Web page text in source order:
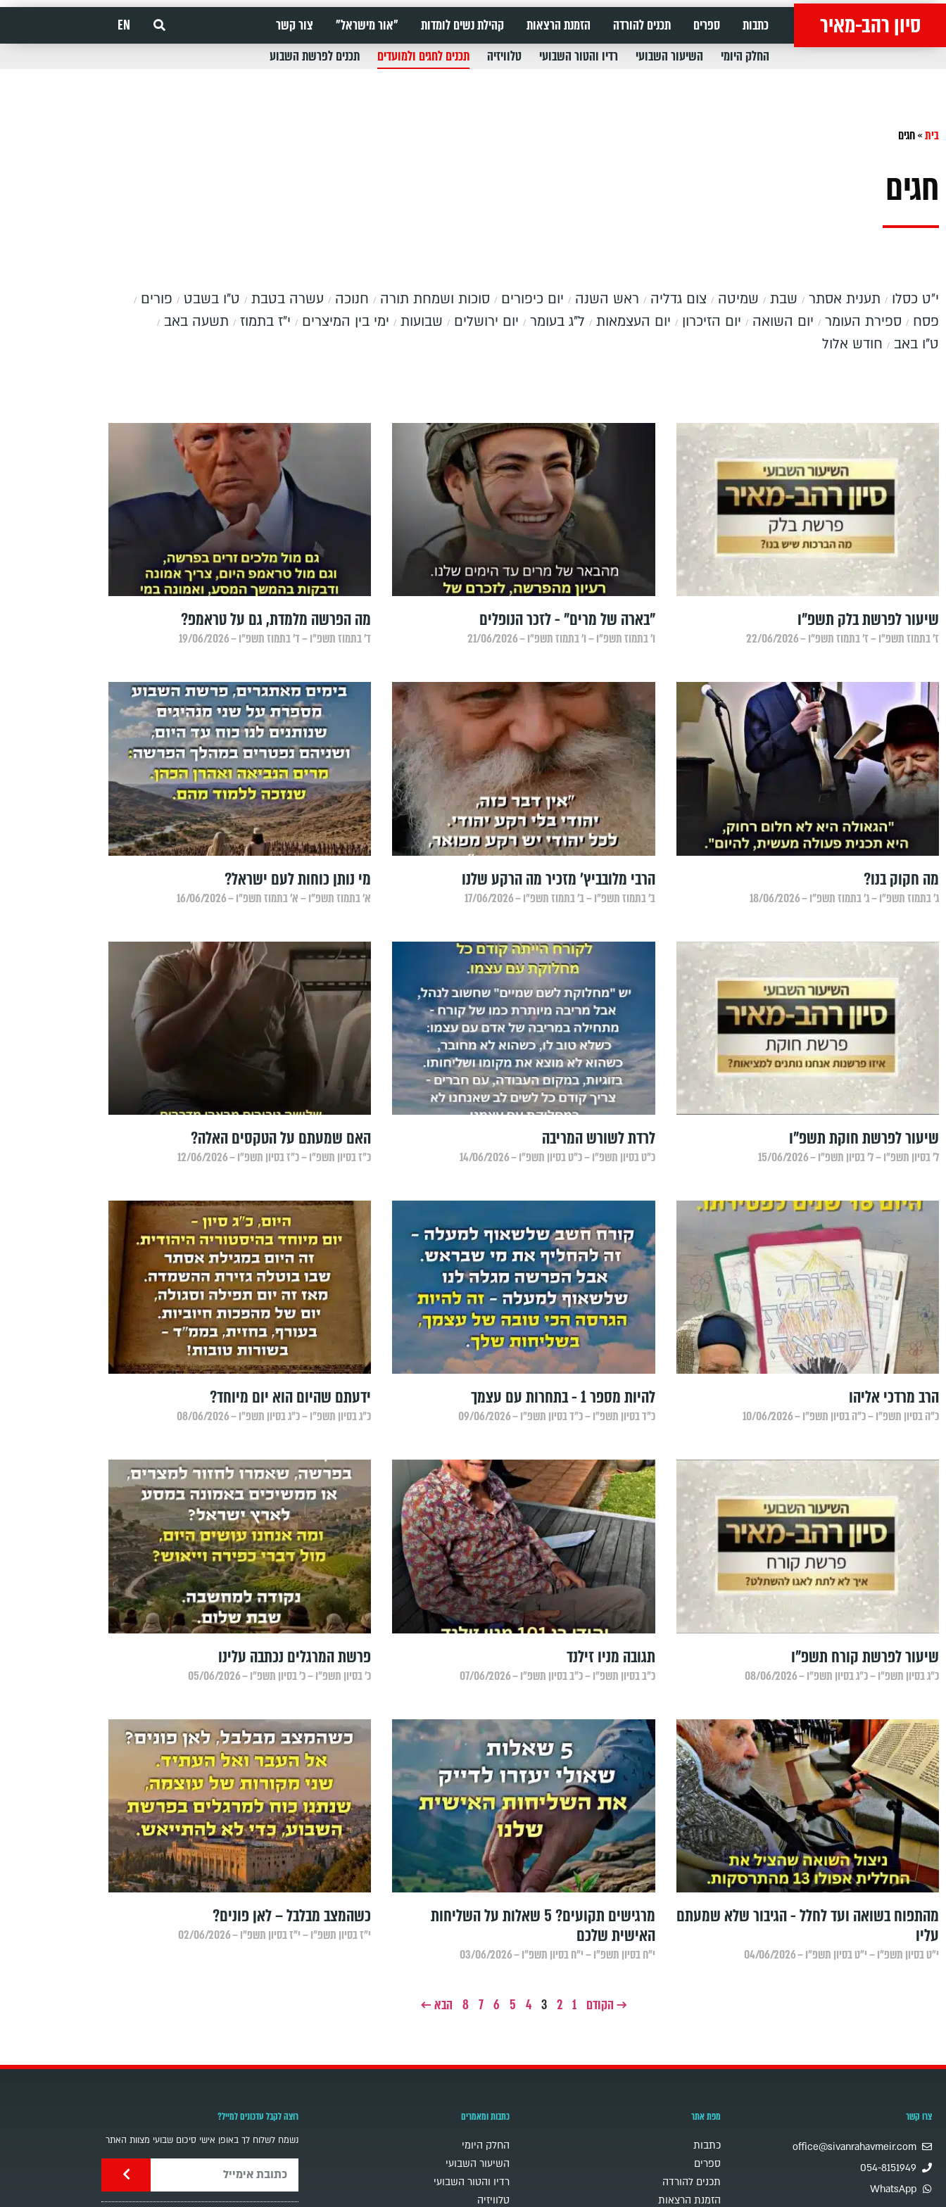
סיון רהב-מאיר כתבות ספרים תכנים להורדה הזמנת הרצאות קהילת נשים לומדות "אור מישראל" צור קשר
EN
החלק היומי
השיעור השבועי רדיו והטור השבועי טלוויזיה תכנים לחגים ולמועדים תכנים לפרשת השבוע
בית»חגים
חגים
י״ט כסלו תענית אסתר שבת שמיטה צום גדליה ראש השנה יום כיפורים סוכות ושמחת תורה חנוכה עשרה בטבת ט"ו בשבט
פורים
פסח
ספירת העומר יום השואה יום הזיכרון יום העצמאות ל"ג בעומר יום ירושלים שבועות ימי בין המיצרים י"ז בתמוז
תשעה באב
ט"ו באב
חודש אלול
שיעור לפרשת בלק תשפ"ו
ז׳ בתמוז תשפ״ו – ז׳ בתמוז תשפ״ו – 22/06/2026
"בארה של מרים" - לזכר הנופלים
ו׳ בתמוז תשפ״ו – ו׳ בתמוז תשפ״ו – 21/06/2026
מה הפרשה מלמדת, גם על טראמפ?
ד׳ בתמוז תשפ״ו – ד׳ בתמוז תשפ״ו – 19/06/2026
מה חקוק בנו?
ג׳ בתמוז תשפ״ו – ג׳ בתמוז תשפ״ו – 18/06/2026
הרבי מלובביץ' מזכיר מה הרקע שלנו
ב׳ בתמוז תשפ״ו – ב׳ בתמוז תשפ״ו – 17/06/2026
מי נותן כוחות לעם ישראל?
א׳ בתמוז תשפ״ו – א׳ בתמוז תשפ״ו – 16/06/2026
שיעור לפרשת חוקת תשפ"ו
ל׳ בסיון תשפ״ו – ל׳ בסיון תשפ״ו – 15/06/2026
לרדת לשורש המריבה
כ״ט בסיון תשפ״ו – כ״ט בסיון תשפ״ו – 14/06/2026
האם שמעתם על הטקסים האלה?
כ״ז בסיון תשפ״ו – כ״ז בסיון תשפ״ו – 12/06/2026
הרב מרדכי אליהו
כ״ה בסיון תשפ״ו – כ״ה בסיון תשפ״ו – 10/06/2026
להיות מספר 1 - בתחרות עם עצמך
כ״ד בסיון תשפ״ו – כ״ד בסיון תשפ״ו – 09/06/2026
ידעתם שהיום הוא יום מיוחד?
כ״ג בסיון תשפ״ו – כ״ג בסיון תשפ״ו – 08/06/2026
שיעור לפרשת קורח תשפ"ו
כ״ג בסיון תשפ״ו – כ״ג בסיון תשפ״ו – 08/06/2026
תגובה מניו זילנד
כ״ב בסיון תשפ״ו – כ״ב בסיון תשפ״ו – 07/06/2026
פרשת המרגלים נכתבה עלינו
כ׳ בסיון תשפ״ו – כ׳ בסיון תשפ״ו – 05/06/2026
מהתפוח בשואה ועד לחלל - הגיבור שלא שמעתם
עליו
י״ט בסיון תשפ״ו – י״ט בסיון תשפ״ו – 04/06/2026
מרגישים תקועים? 5 שאלות על השליחות
האישית שלכם
י״ח בסיון תשפ״ו – י״ח בסיון תשפ״ו – 03/06/2026
כשהמצב מבלבל – לאן פונים?
י״ז בסיון תשפ״ו – י״ז בסיון תשפ״ו – 02/06/2026
→ הקודם 1
2
3
4
5
6
7
8 הבא ←
צרו קשר
office@sivanrahavmeir.com
054-8151949
WhatsApp
מפת אתר
כתבות
ספרים
תכנים להורדה
הזמנת הרצאות
כתבות ומאמרים
החלק היומי
השיעור השבועי
רדיו והטור השבועי
טלוויזיה
רוצה לקבל עדכונים למייל?
נשמח לשלוח לך באופן אישי סיכום שבועי מצוות האתר